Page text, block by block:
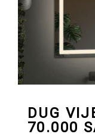
DUG
70.000